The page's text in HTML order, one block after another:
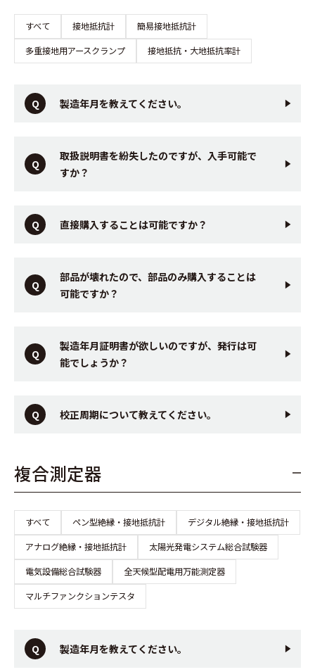
すべて 接地抵抗計
簡易接地抵抗計
多重接地用アースクランプ
接地抵抗・大地抵抗率計
製造年月を教えてください。
取扱説明書を紛失したのですが、入手可能で
すか？
直接購入することは可能ですか？
部品が壊れたので、部品のみ購入することは
可能ですか？
製造年月証明書が欲しいのですが、発行は可
能でしょうか？
校正周期について教えてください。
複合測定器
すべて ペン型絶縁・接地抵抗計
デジタル絶縁・接地抵抗計
アナログ絶縁・接地抵抗計
太陽光発電システム総合試験器
電気設備総合試験器
全天候型配電用万能測定器
マルチファンクションテスタ
製造年月を教えてください。